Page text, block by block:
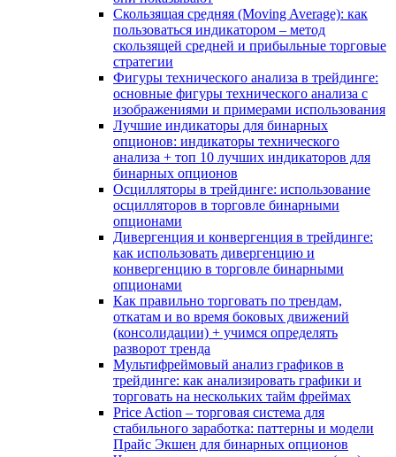
Скользящая средняя (Moving Average): как
пользоваться индикатором – метод
скользящей средней и прибыльные торговые
стратегии
Фигуры технического анализа в трейдинге:
основные фигуры технического анализа с
изображениями и примерами использования
Лучшие индикаторы для бинарных
опционов: индикаторы технического
анализа + топ 10 лучших индикаторов для
бинарных опционов
Осцилляторы в трейдинге: использование
осцилляторов в торговле бинарными
опционами
Дивергенция и конвергенция в трейдинге:
как использовать дивергенцию и
конвергенцию в торговле бинарными
опционами
Как правильно торговать по трендам,
откатам и во время боковых движений
(консолидации) + учимся определять
разворот тренда
Мультифреймовый анализ графиков в
трейдинге: как анализировать графики и
торговать на нескольких тайм фреймах
Price Action – торговая система для
стабильного заработка: паттерны и модели
Прайс Экшен для бинарных опционов